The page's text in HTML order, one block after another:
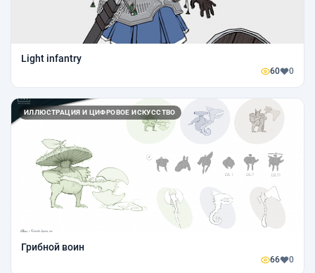
Light infantry
60 0
ИЛЛЮСТРАЦИЯ И ЦИФРОВОЕ ИСКУССТВО
Грибной воин
66 0